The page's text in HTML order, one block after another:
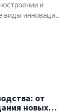
и
виды инноваций,
От
все они
и качества,
на отрасль.
от
новых